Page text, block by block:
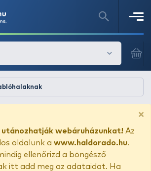
×
utánozhatják webáruházunkat! Az
oldalunk a www.haldorado.hu.
ellenőrizd a böngésző
itt add meg az adataidat. Ha